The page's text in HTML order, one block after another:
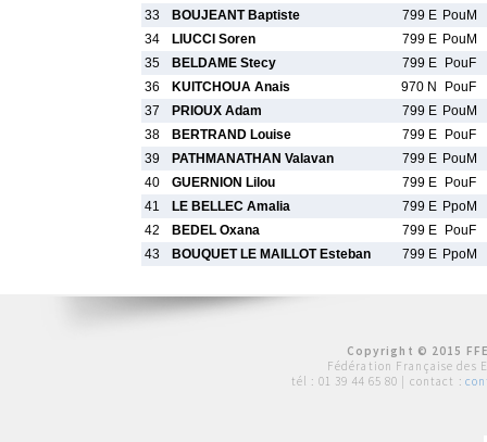
33
BOUJEANT Baptiste 799 E PouM
34
LIUCCI Soren 799 E PouM
35
BELDAME Stecy 799 E
PouF
36
KUITCHOUA Anais 970 N
PouF
37
PRIOUX Adam 799 E PouM
38
BERTRAND Louise 799 E
PouF
39
PATHMANATHAN Valavan 799 E PouM
40
GUERNION Lilou 799 E
PouF
41
LE BELLEC Amalia 799 E PpoM
42
BEDEL Oxana 799 E
PouF
43
BOUQUET LE MAILLOT Esteban 799 E PpoM
Copyright © 2015
Fédération Française des
tél : 01 39 44 65 80 | contact :